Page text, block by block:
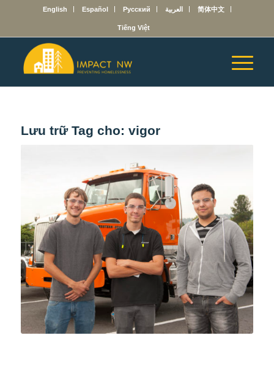
English Español Русский العربية 简体中文
Tiếng Việt
Lưu trữ Tag cho: vigor